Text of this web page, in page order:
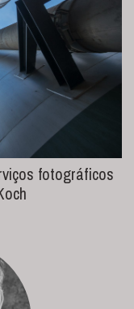
fotográficos